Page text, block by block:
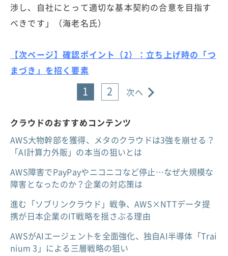
渉し、自社にとって適切な基本契約の合意を目指す
べきです」（海老名氏）
【次ページ】確認ポイント（2）：立ち上げ時の「つ
まづき」を招く要素
1 2 次へ
クラウドのおすすめコンテンツ
AWS大物幹部を獲得、メタのクラウドは3強を崩せる？
「AI計算力外販」の本当の狙いとは
AWS障害でPayPayやニコニコなど停止…なぜ大規模な
障害となったのか？企業の対応策は
進む「ソブリンクラウド」戦争、AWS×NTTデータ提
携が日本企業のIT戦略を揺さぶる理由
AWSがAIエージェントを全面強化、独自AI半導体「Trai
nium 3」による三層戦略の狙い